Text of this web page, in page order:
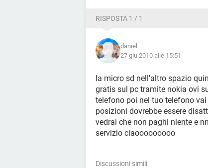
RISPOSTA 1 / 1
daniel
27 giu 2010 alle 15:51
la micro sd nell'altro spazio
gratis sul pc tramite nokia ovi
telefono poi nel tuo telefono
posizioni dovrebbe essere
vedrai che non paghi niente e
servizio ciaooooooooo
Discussioni simili